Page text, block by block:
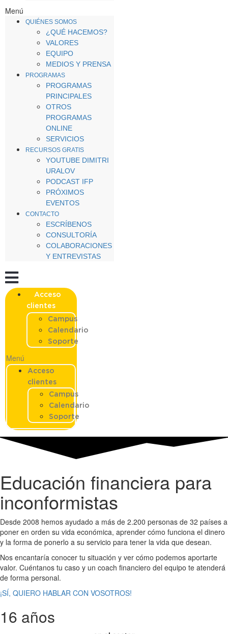
Menú
QUIÉNES SOMOS
¿QUÉ HACEMOS?
VALORES
EQUIPO
MEDIOS Y PRENSA
PROGRAMAS
PROGRAMAS
PRINCIPALES
OTROS
PROGRAMAS
ONLINE
SERVICIOS
RECURSOS GRATIS
YOUTUBE DIMITRI
URALOV
PODCAST IFP
PRÓXIMOS
EVENTOS
CONTACTO
ESCRÍBENOS
CONSULTORÍA
COLABORACIONES
Y ENTREVISTAS
Acceso
clientes
Campus
Calendario
Soporte
Menú
Acceso
clientes
Campus
Calendario
Soporte
Educación financiera para
inconformistas
Desde 2008 hemos ayudado a más de 2.200 personas de 32 países a
poner en orden su vida económica, aprender cómo funciona el dinero
y la forma de ponerlo a su servicio para tener la vida que desean.
Nos encantaría conocer tu situación y ver cómo podemos aportarte
valor. Cuéntanos tu caso y un coach financiero del equipo te atenderá
de forma personal.
¡SÍ, QUIERO HABLAR CON VOSOTROS!
16 años